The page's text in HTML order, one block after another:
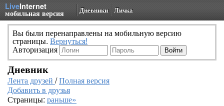
LiveInternet
мобильная версия Дневники Личка
Вы были перенаправлены на мобильную версию
страницы. Вернуться!
Авторизация
Дневник
Лента друзей /Полная версия
Добавить в друзья
Страницы: раньше»